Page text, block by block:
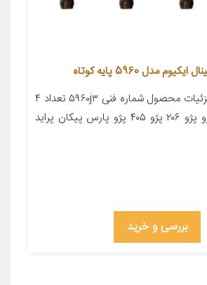
مدل 5960 پایه کوتاه
معرفی محصول جزئیات محصول شماره فنی ۵۹۶۰j۳ تعداد ۴
مناسب برای خودرو پژو ۲۰۶ پژو ۴۰۵ پژو پارس پیکان پراید
بررسی و خرید